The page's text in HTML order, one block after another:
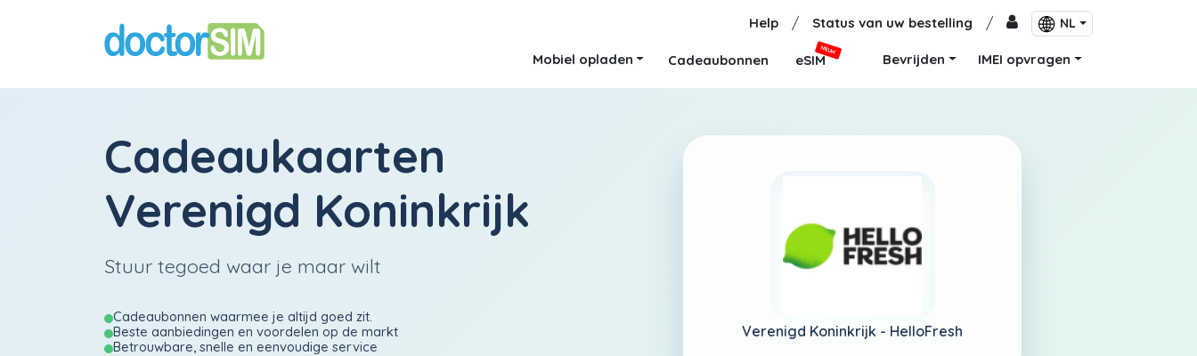
Help / Status van uw bestelling / NL
Mobiel opladen Cadeaubonnen eSIM
NIEUW
Bevrijden IMEI opvragen
Cadeaukaarten
Verenigd Koninkrijk
Stuur tegoed waar je maar wilt
Cadeaubonnen waarmee je altijd goed zit.
Beste aanbiedingen en voordelen op de markt
Betrouwbare, snelle en eenvoudige service
Verenigd Koninkrijk - HelloFresh